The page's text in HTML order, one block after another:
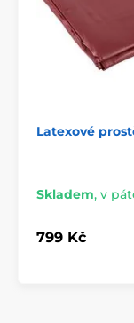
Latexové
Skladem, v
799 Kč